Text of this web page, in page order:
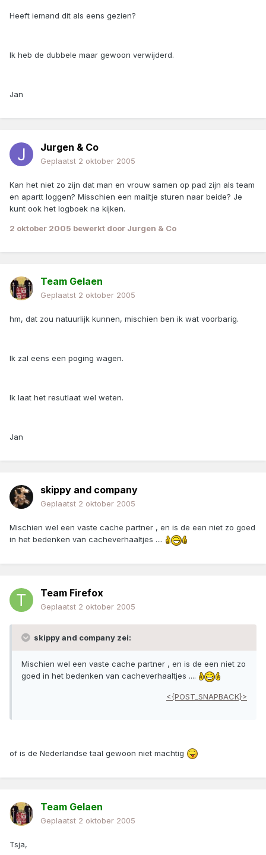
Heeft iemand dit als eens gezien?
Ik heb de dubbele maar gewoon verwijderd.
Jan
Jurgen & Co
Geplaatst 2 oktober 2005
Kan het niet zo zijn dat man en vrouw samen op pad zijn als team
en apartt loggen? Misschien een mailtje sturen naar beide? Je
kunt ook het logboek na kijken.
2 oktober 2005 bewerkt door Jurgen & Co
Team Gelaen
Geplaatst 2 oktober 2005
hm, dat zou natuurlijk kunnen, mischien ben ik wat voorbarig.
Ik zal eens een poging wagen.
Ik laat het resutlaat wel weten.
Jan
skippy and company
Geplaatst 2 oktober 2005
Mischien wel een vaste cache partner , en is de een niet zo goed
in het bedenken van cacheverhaaltjes ....
Team Firefox
Geplaatst 2 oktober 2005
skippy and company zei:
Mischien wel een vaste cache partner , en is de een niet zo
goed in het bedenken van cacheverhaaltjes ....
<{POST_SNAPBACK}>
of is de Nederlandse taal gewoon niet machtig
Team Gelaen
Geplaatst 2 oktober 2005
Tsja,